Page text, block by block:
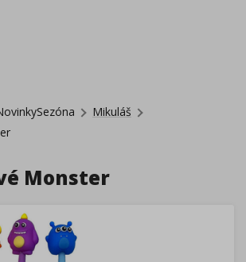
Mikuláš
Monster